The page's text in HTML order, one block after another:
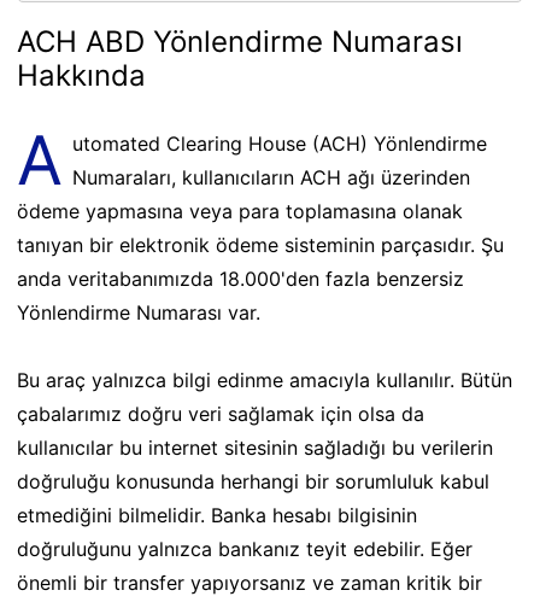
ACH ABD Yönlendirme Numarası
Hakkında
A utomated Clearing House (ACH) Yönlendirme
Numaraları, kullanıcıların ACH ağı üzerinden
ödeme yapmasına veya para toplamasına olanak
tanıyan bir elektronik ödeme sisteminin parçasıdır. Şu
anda veritabanımızda 18.000'den fazla benzersiz
Yönlendirme Numarası var.
Bu araç yalnızca bilgi edinme amacıyla kullanılır. Bütün
çabalarımız doğru veri sağlamak için olsa da
kullanıcılar bu internet sitesinin sağladığı bu verilerin
doğruluğu konusunda herhangi bir sorumluluk kabul
etmediğini bilmelidir. Banka hesabı bilgisinin
doğruluğunu yalnızca bankanız teyit edebilir. Eğer
önemli bir transfer yapıyorsanız ve zaman kritik bir